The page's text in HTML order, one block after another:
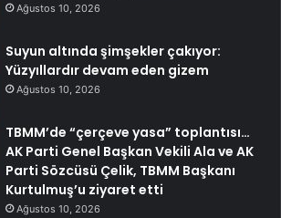
Ağustos 10, 2026
Suyun altında şimşekler çakıyor:
Yüzyıllardır devam eden gizem
Ağustos 10, 2026
TBMM’de “çerçeve yasa” toplantısı…
AK Parti Genel Başkan Vekili Ala ve AK
Parti Sözcüsü Çelik, TBMM Başkanı
Kurtulmuş’u ziyaret etti
Ağustos 10, 2026